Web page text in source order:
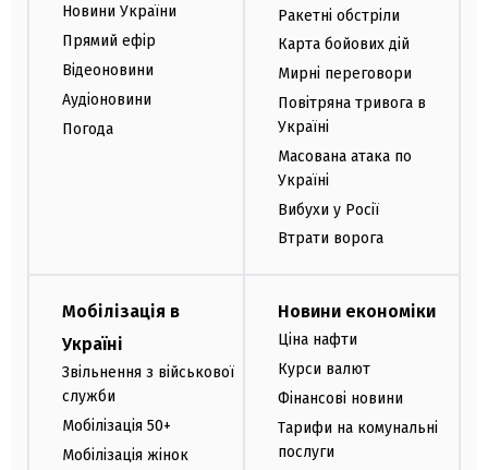
Новини України
Прямий ефір
Відеоновини
Аудіоновини
Погода
Ракетні обстріли
Карта бойових дій
Мирні переговори
Повітряна тривога в
Україні
Масована атака по
Україні
Вибухи у Росії
Втрати ворога
Мобілізація в
Україні
Звільнення з військової
служби
Мобілізація 50+
Мобілізація жінок
Новини економіки
Ціна нафти
Курси валют
Фінансові новини
Тарифи на комунальні
послуги